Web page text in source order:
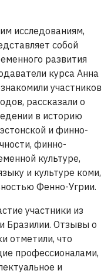
исследованиям,
собой
развития
курса Анна
участников
рассказали о
в историю
и финно-
финно-
культуре,
и культуре коми,
Фенно-Угрии.
участники из
Бразилии. Отзывы о
отметили, что
профессионалами,
и